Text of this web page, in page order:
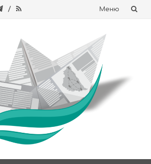
Меню